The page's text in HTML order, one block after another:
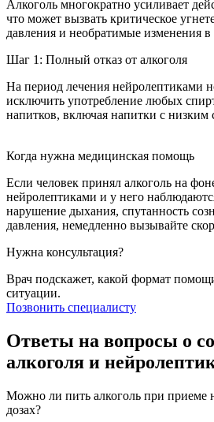
Алкоголь многократно усиливает
что может вызвать критическое
давления и необратимые изменения в
Шаг 1: Полный отказ от алкоголя
На период лечения нейролептиками
исключить употребление любых
напитков, включая напитки с низким
Когда нужна медицинская помощь
Если человек принял алкоголь на
нейролептиками и у него
нарушение дыхания, спутанность
давления, немедленно вызывайте
Нужна консультация?
Врач подскажет, какой формат
ситуации.
Позвонить специалисту
Ответы на вопросы о
алкоголя и
Можно ли пить алкоголь при приеме
дозах?